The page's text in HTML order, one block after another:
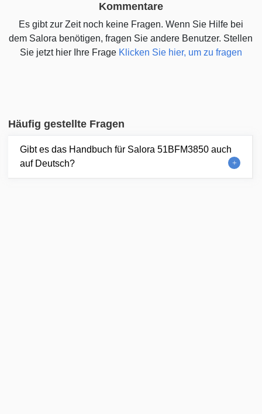
Kommentare
Es gibt zur Zeit noch keine Fragen. Wenn Sie Hilfe bei
dem Salora benötigen, fragen Sie andere Benutzer. Stellen
Sie jetzt hier Ihre Frage Klicken Sie hier, um zu fragen
Häufig gestellte Fragen
Gibt es das Handbuch für Salora 51BFM3850 auch
auf Deutsch?